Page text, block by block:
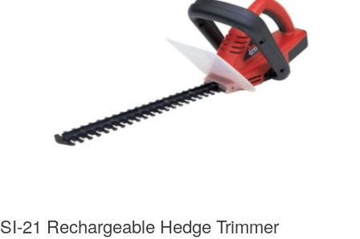
SI-21 Rechargeable Hedge Trimmer